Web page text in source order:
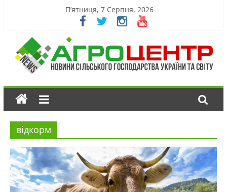
П’ятниця, 7 Серпня, 2026
відкорм